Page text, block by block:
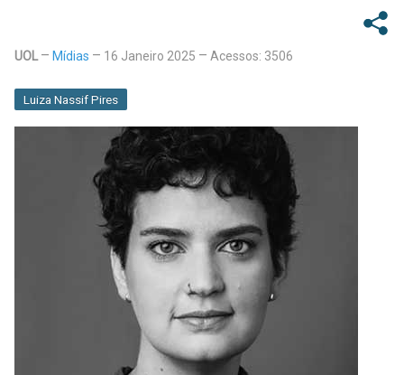
UOL Mídias 16 Janeiro 2025 Acessos: 3506
Luiza Nassif Pires